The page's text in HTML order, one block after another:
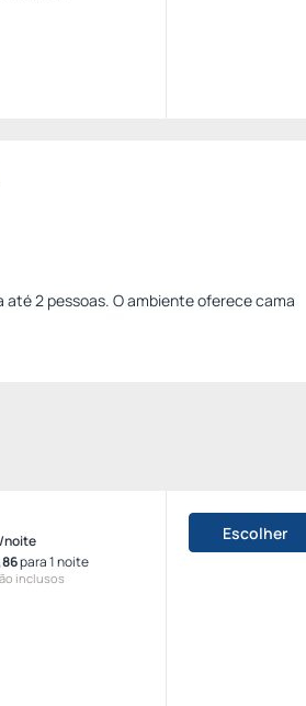
2 pessoas. O ambiente oferece cama
/noite
para 1 noite
inclusos
Escolher